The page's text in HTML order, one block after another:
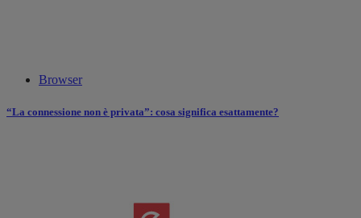
Browser
“La connessione non è privata”: cosa significa esattamente?